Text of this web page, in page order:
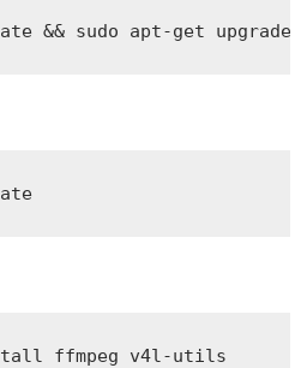
&& sudo apt-get
ffmpeg v4l-utils